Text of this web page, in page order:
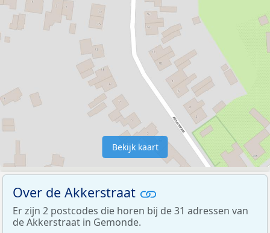
Bekijk kaart
Over de Akkerstraat
Er zijn 2 postcodes die horen bij de 31 adressen van
de Akkerstraat in Gemonde.